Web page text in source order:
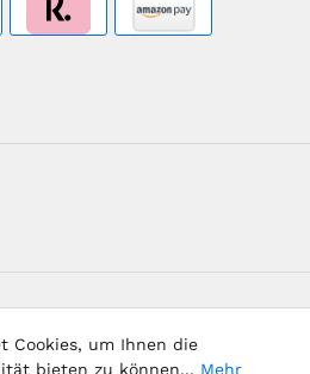
Cookies, um Ihnen die
bieten zu können... Mehr